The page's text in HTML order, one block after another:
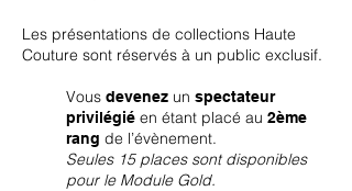
Les présentations de collections Haute
Couture sont réservés à un public exclusif.
Vous devenez un spectateur
privilégié en étant placé au 2ème
rang de l’évènement.
Seules 15 places sont disponibles
pour le Module Gold.